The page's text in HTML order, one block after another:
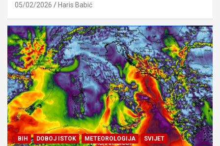
05/02/2026 Haris Babić
BIH DOBOJ ISTOK METEOROLOGIJA SVIJET